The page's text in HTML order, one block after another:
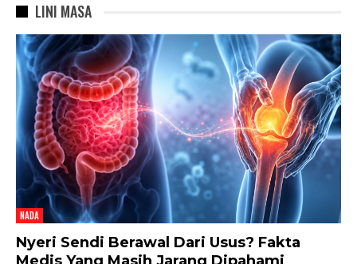
LINI MASA
NADA
Nyeri Sendi Berawal Dari Usus? Fakta